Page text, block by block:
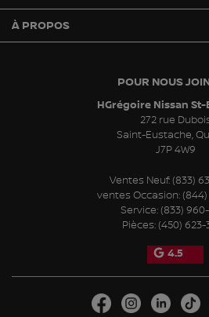
POUR NOUS
HGrégoire Nissan
272 rue
Saint-Eustache,
J7P 4W9
Ventes Neuf: (833)
ventes Occasion:
Service: (833)
Pièces: (450) 623-
4.5
À PROPOS